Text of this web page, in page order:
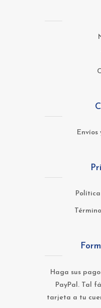
Envíos
Haga sus
PayPal. Tal
tarjeta a tu